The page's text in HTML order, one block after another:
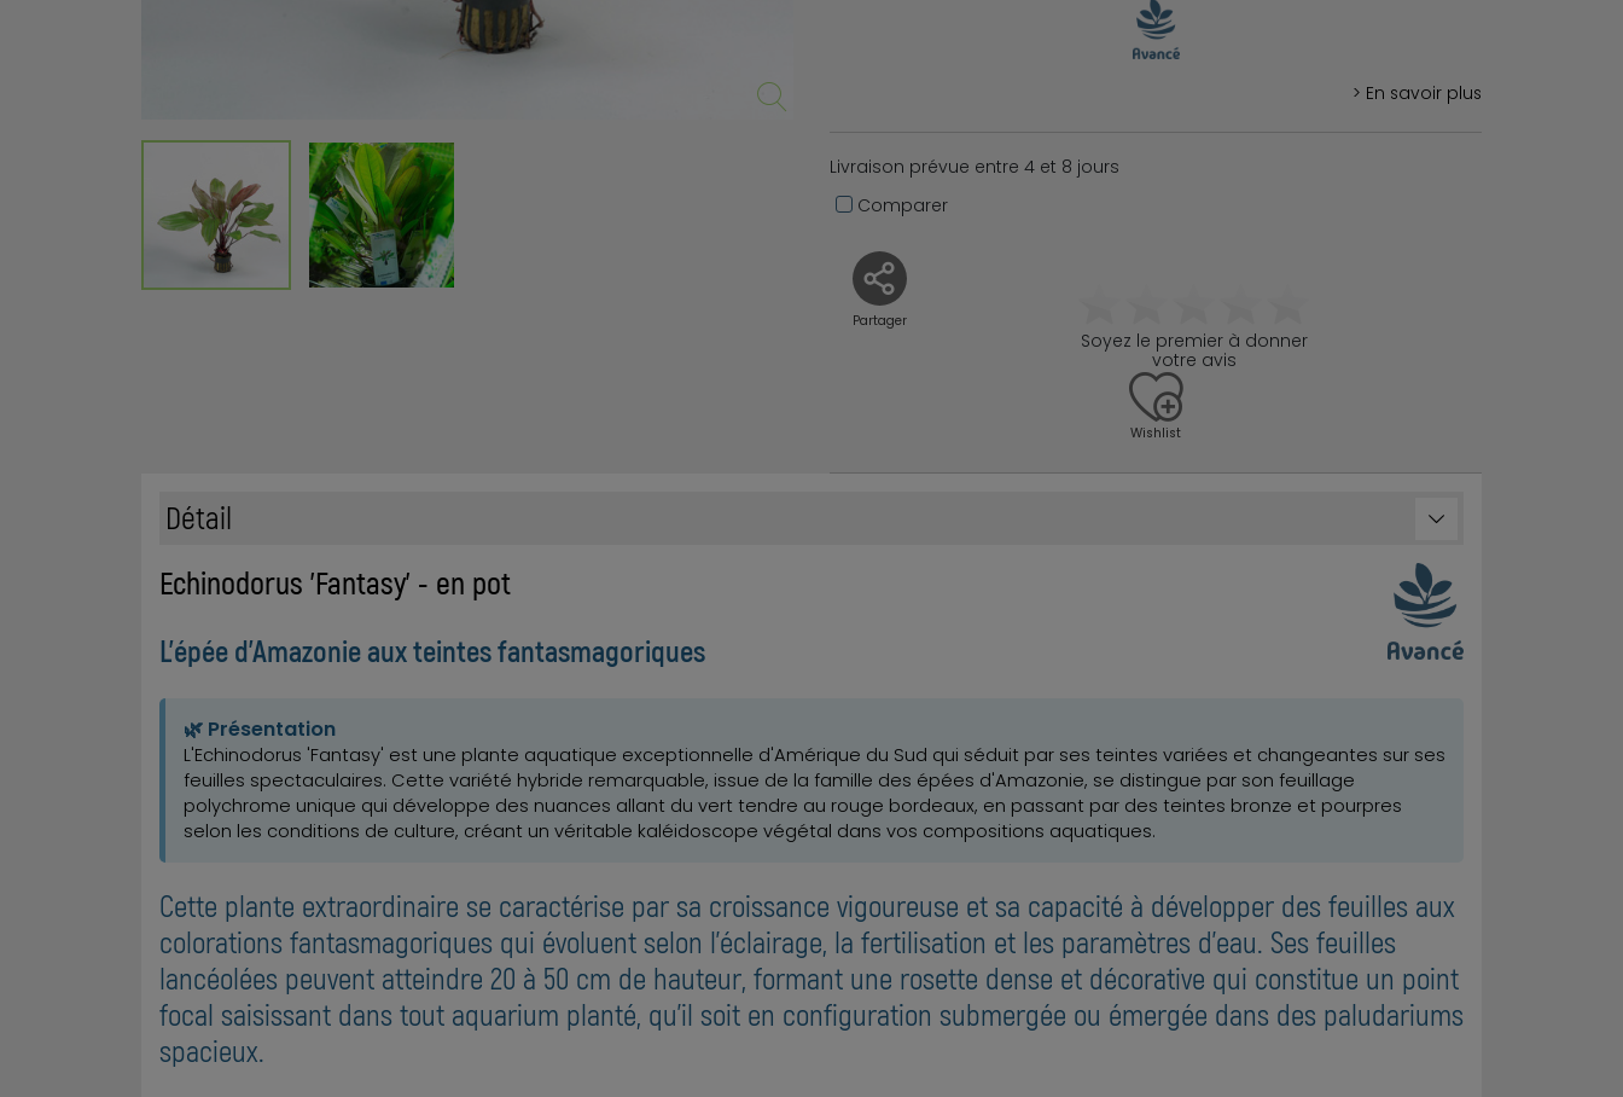
> En savoir plus
Livraison prévue entre 4 et 8 jours
Comparer
Partager
Soyez le premier à donner
votre avis
Wishlist
Détail
Echinodorus 'Fantasy' - en pot
L'épée d'Amazonie aux teintes fantasmagoriques
🌿 Présentation
L'Echinodorus 'Fantasy' est une plante aquatique exceptionnelle d'Amérique du Sud qui séduit par ses teintes variées et changeantes sur ses
feuilles spectaculaires. Cette variété hybride remarquable, issue de la famille des épées d'Amazonie, se distingue par son feuillage
polychrome unique qui développe des nuances allant du vert tendre au rouge bordeaux, en passant par des teintes bronze et pourpres
selon les conditions de culture, créant un véritable kaléidoscope végétal dans vos compositions aquatiques.
Cette plante extraordinaire se caractérise par sa croissance vigoureuse et sa capacité à développer des feuilles aux
colorations fantasmagoriques qui évoluent selon l'éclairage, la fertilisation et les paramètres d'eau. Ses feuilles
lancéolées peuvent atteindre 20 à 50 cm de hauteur, formant une rosette dense et décorative qui constitue un point
focal saisissant dans tout aquarium planté, qu'il soit en configuration submergée ou émergée dans des paludariums
spacieux.